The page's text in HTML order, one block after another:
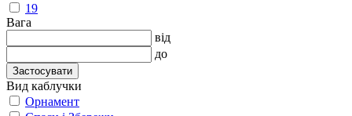
19
Вага
від
до
Застосувати
Вид каблучки
Орнамент